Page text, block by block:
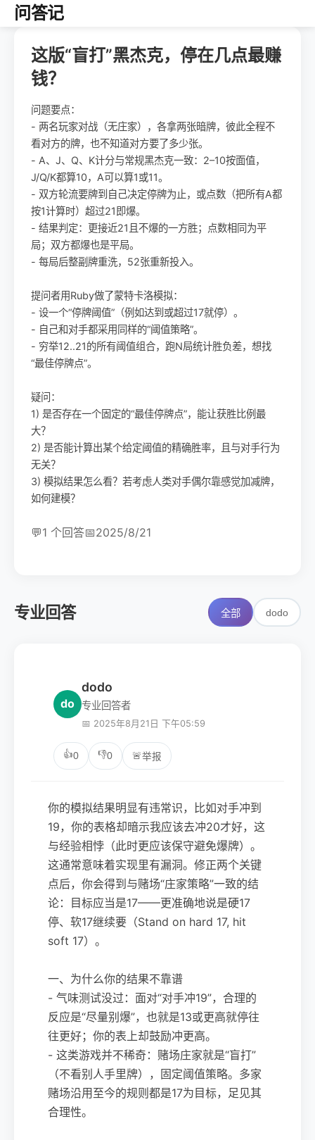
问答记
这版“盲打”黑杰克，停在几点最赚
钱？
问题要点：
- 两名玩家对战（无庄家），各拿两张暗牌，彼此全程不
看对方的牌，也不知道对方要了多少张。
- A、J、Q、K计分与常规黑杰克一致：2–10按面值，
J/Q/K都算10，A可以算1或11。
- 双方轮流要牌到自己决定停牌为止，或点数（把所有A都
按1计算时）超过21即爆。
- 结果判定：更接近21且不爆的一方胜；点数相同为平
局；双方都爆也是平局。
- 每局后整副牌重洗，52张重新投入。
提问者用Ruby做了蒙特卡洛模拟：
- 设一个“停牌阈值”（例如达到或超过17就停）。
- 自己和对手都采用同样的“阈值策略”。
- 穷举12..21的所有阈值组合，跑N局统计胜负差，想找
“最佳停牌点”。
疑问：
1) 是否存在一个固定的“最佳停牌点”，能让获胜比例最
大？
2) 是否能计算出某个给定阈值的精确胜率，且与对手行为
无关？
3) 模拟结果怎么看？若考虑人类对手偶尔靠感觉加减牌，
如何建模？
💬1 个回答📅2025/8/21
专业回答 全部 dodo
do
dodo
专业回答者
📅 2025年8月21日 下午05:59
👍0 👎0 🚨举报
你的模拟结果明显有违常识，比如对手冲到
19，你的表格却暗示我应该去冲20才好，这
与经验相悖（此时更应该保守避免爆牌）。
这通常意味着实现里有漏洞。修正两个关键
点后，你会得到与赌场“庄家策略”一致的结
论：目标应当是17——更准确地说是硬17
停、软17继续要（Stand on hard 17, hit
soft 17）。
一、为什么你的结果不靠谱
- 气味测试没过：面对“对手冲19”，合理的
反应是“尽量别爆”，也就是13或更高就停往
往更好；你的表上却鼓励冲更高。
- 这类游戏并不稀奇：赌场庄家就是“盲打”
（不看别人手里牌），固定阈值策略。多家
赌场沿用至今的规则都是17为目标，足见其
合理性。